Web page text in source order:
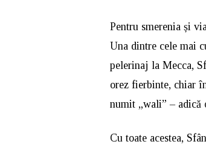
Pentru smerenia și
Una dintre cele mai
pelerinaj la Mecca,
orez fierbinte, chiar
numit „wali” – adică
Cu toate acestea,